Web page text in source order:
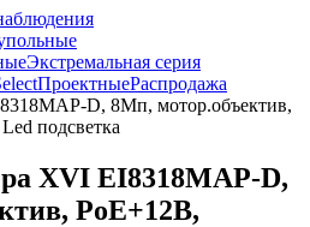
Экстремальная серия
ПроектныеРаспродажа
D, 8Мп, мотор.объектив,
подсветка
XVI EI8318MAP-D,
PoE+12В,